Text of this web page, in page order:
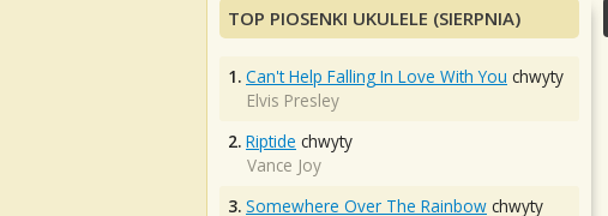
TOP PIOSENKI UKULELE (SIERPNIA)
1. Can't Help Falling In Love With You chwyty
Elvis Presley
2. Riptide chwyty
Vance Joy
3. Somewhere Over The Rainbow chwyty